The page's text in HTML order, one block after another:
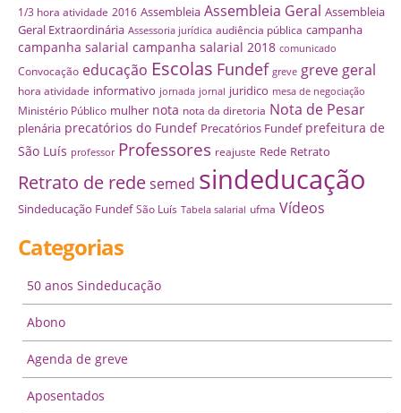
1/3 hora atividade 2016 Assembleia Assembleia Geral Assembleia
Geral Extraordinária Assessoria jurídica audiência pública campanha
campanha salarial campanha salarial 2018 comunicado
Convocação educação Escolas Fundef greve greve geral
hora atividade informativo jornada jornal juridico mesa de negociação
Ministério Público mulher nota nota da diretoria Nota de Pesar
plenária precatórios do Fundef Precatórios Fundef prefeitura de
São Luís professor Professores reajuste Rede Retrato
Retrato de redesemed sindeducação
Sindeducação Fundef São Luís Tabela salarial ufma Vídeos
Categorias
50 anos Sindeducação
Abono
Agenda de greve
Aposentados